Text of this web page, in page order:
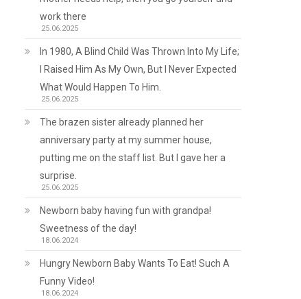
work there
25.06.2025
In 1980, A Blind Child Was Thrown Into My Life;
I Raised Him As My Own, But I Never Expected
What Would Happen To Him.
25.06.2025
The brazen sister already planned her
anniversary party at my summer house,
putting me on the staff list. But I gave her a
surprise.
25.06.2025
Newborn baby having fun with grandpa!
Sweetness of the day!
18.06.2024
Hungry Newborn Baby Wants To Eat! Such A
Funny Video!
18.06.2024